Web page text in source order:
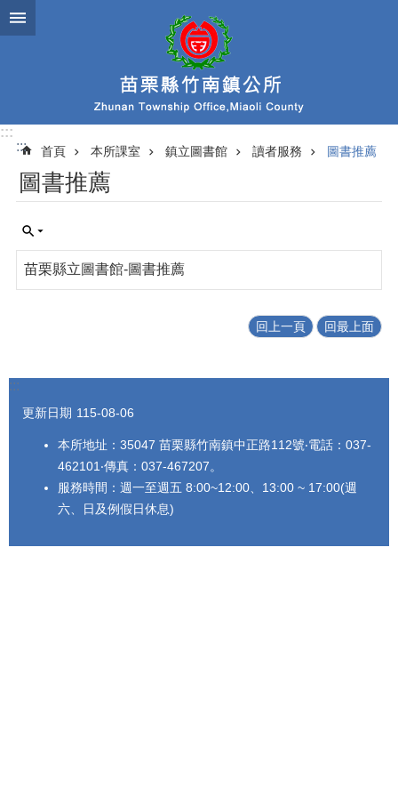
跳到主要內容區塊
:::
:::
首頁 本所課室 鎮立圖書館 讀者服務 圖書推薦
圖書推薦
苗栗縣立圖書館-圖書推薦
回上一頁 回最上面
:::
更新日期 115-08-06
本所地址：35047 苗栗縣竹南鎮中正路112號‧電話：037-
462101‧傳真：037-467207。
服務時間：週一至週五 8:00~12:00、13:00 ~ 17:00(週
六、日及例假日休息)